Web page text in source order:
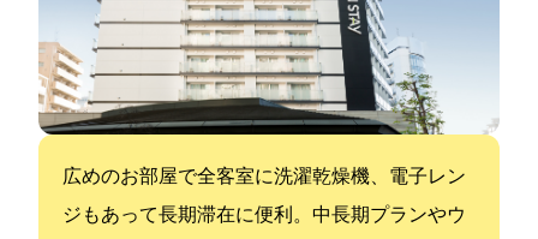
広めのお部屋で全客室に洗濯乾燥機、電子レン
ジもあって長期滞在に便利。中長期プランやウ